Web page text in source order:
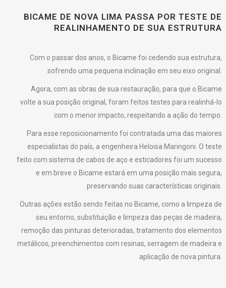
BICAME DE NOVA LIMA PASSA POR TESTE DE
REALINHAMENTO DE SUA ESTRUTURA
Com o passar dos anos, o Bicame foi cedendo sua estrutura,
sofrendo uma pequena inclinação em seu eixo original.
Agora, com as obras de sua restauração, para que o Bicame
volte a sua posição original, foram feitos testes para realinhá-lo
com o menor impacto, respeitando a ação do tempo.
Para esse reposicionamento foi contratada uma das maiores
especialistas do país, a engenheira Heloisa Maringoni. O teste
feito com sistema de cabos de aço e esticadores foi um sucesso
e em breve o Bicame estará em uma posição mais segura,
preservando suas características originais.
Outras ações estão sendo feitas no Bicame, como a limpeza de
seu entorno, substituição e limpeza das peças de madeira,
remoção das pinturas deterioradas, tratamento dos elementos
metálicos, preenchimentos com resinas, serragem de madeira e
aplicação de nova pintura.